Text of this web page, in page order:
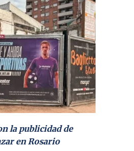
la publicidad de
en Rosario